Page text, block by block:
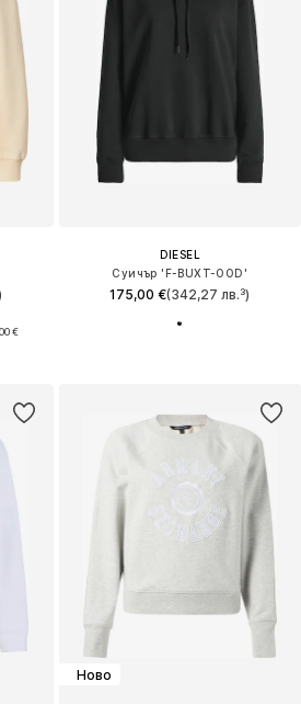
€
DIESEL
Суичър 'F-BUXT-OOD'
175,00 €(342,27 лв.³)
Ново